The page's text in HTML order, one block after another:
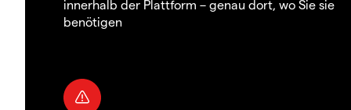
innerhalb der Plattform – genau dort, wo Sie sie
benötigen